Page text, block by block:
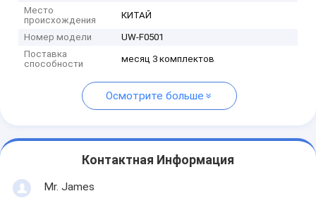
Место
происхождения
КИТАЙ
Номер модели
UW-F0501
Поставка
способности
месяц 3 комплектов
Осмотрите больше
Контактная Информация
Mr. James